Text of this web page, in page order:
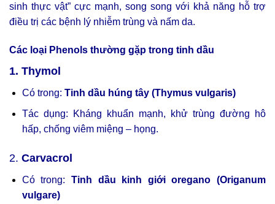
sinh thực vật” cực mạnh, song song với khả năng hỗ trợ
điều trị các bệnh lý nhiễm trùng và nấm da.
Các loại Phenols thường gặp trong tinh dầu
1. Thymol
Có trong: Tinh dầu húng tây (Thymus vulgaris)
Tác dụng: Kháng khuẩn mạnh, khử trùng đường hô
hấp, chống viêm miệng – họng.
2. Carvacrol
Có trong: Tinh dầu kinh giới oregano (Origanum
vulgare)